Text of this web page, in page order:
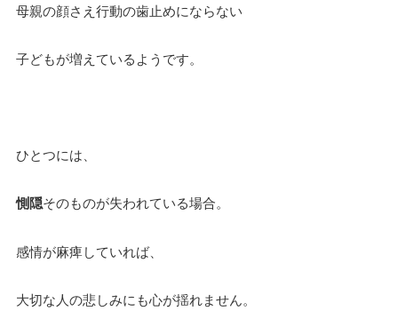
母親の顔さえ行動の歯止めにならない
子どもが増えているようです。
ひとつには、
惻隠そのものが失われている場合。
感情が麻痺していれば、
大切な人の悲しみにも心が揺れません。